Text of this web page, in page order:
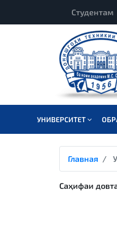
Студентам
УНИВЕРСИТЕТ
Главная
Саҳифаи